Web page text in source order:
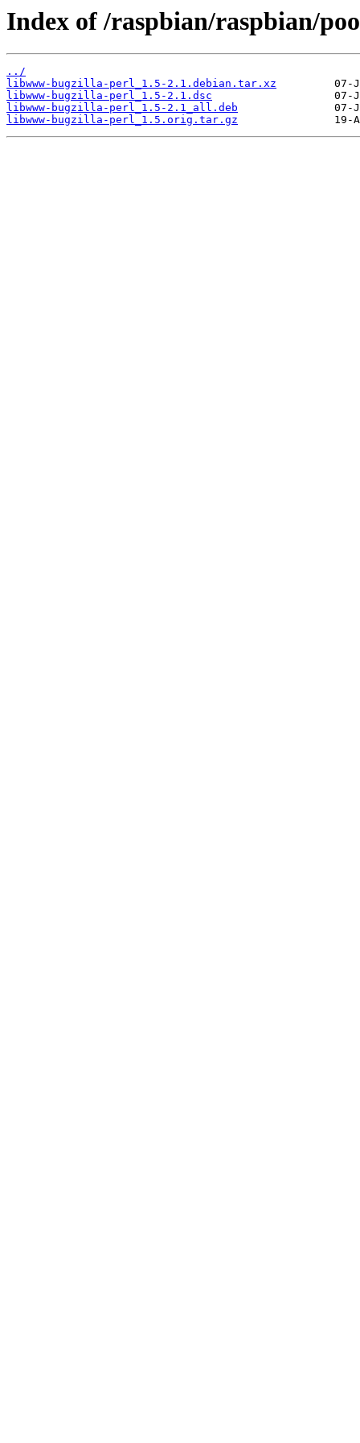
Index of /raspbian/raspbian/
../
libwww-bugzilla-perl_1.5-2.1.debian.tar.xz
libwww-bugzilla-perl_1.5-2.1.dsc
libwww-bugzilla-perl_1.5-2.1_all.deb
libwww-bugzilla-perl_1.5.orig.tar.gz